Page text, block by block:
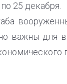
25 декабря.
важны для